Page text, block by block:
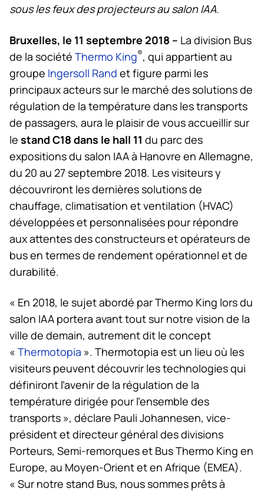
sous les feux des projecteurs au salon IAA.
Bruxelles, le 11 septembre 2018 – La division Bus
de la société Thermo King®, qui appartient au
groupe Ingersoll Rand et figure parmi les
principaux acteurs sur le marché des solutions de
régulation de la température dans les transports
de passagers, aura le plaisir de vous accueillir sur
le stand C18 dans le hall 11 du parc des
expositions du salon IAA à Hanovre en Allemagne,
du 20 au 27 septembre 2018. Les visiteurs y
découvriront les dernières solutions de
chauffage, climatisation et ventilation (HVAC)
développées et personnalisées pour répondre
aux attentes des constructeurs et opérateurs de
bus en termes de rendement opérationnel et de
durabilité.
« En 2018, le sujet abordé parThermo King lors du
salon IAA portera avant tout sur notre vision de la
ville de demain, autrement dit le concept
« Thermotopia ». Thermotopia est un lieu où les
visiteurs peuvent découvrir les technologies qui
définiront l’avenir de la régulation de la
température dirigée pour l’ensemble des
transports », déclare Pauli Johannesen, vice-
président et directeur général des divisions
Porteurs, Semi-remorques et BusThermo King en
Europe, au Moyen-Orient et en Afrique (EMEA).
« Sur notre stand Bus, nous sommes prêts à